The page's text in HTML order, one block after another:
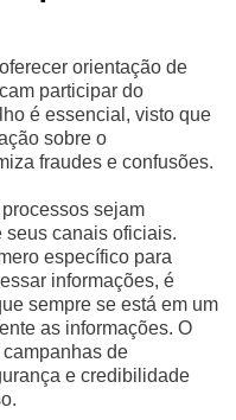
orientação de
participar do
é essencial, visto que
sobre o
fraudes e confusões.
sejam
seus canais oficiais.
específico para
informações, é
sempre se está em um
as informações. O
de
e credibilidade